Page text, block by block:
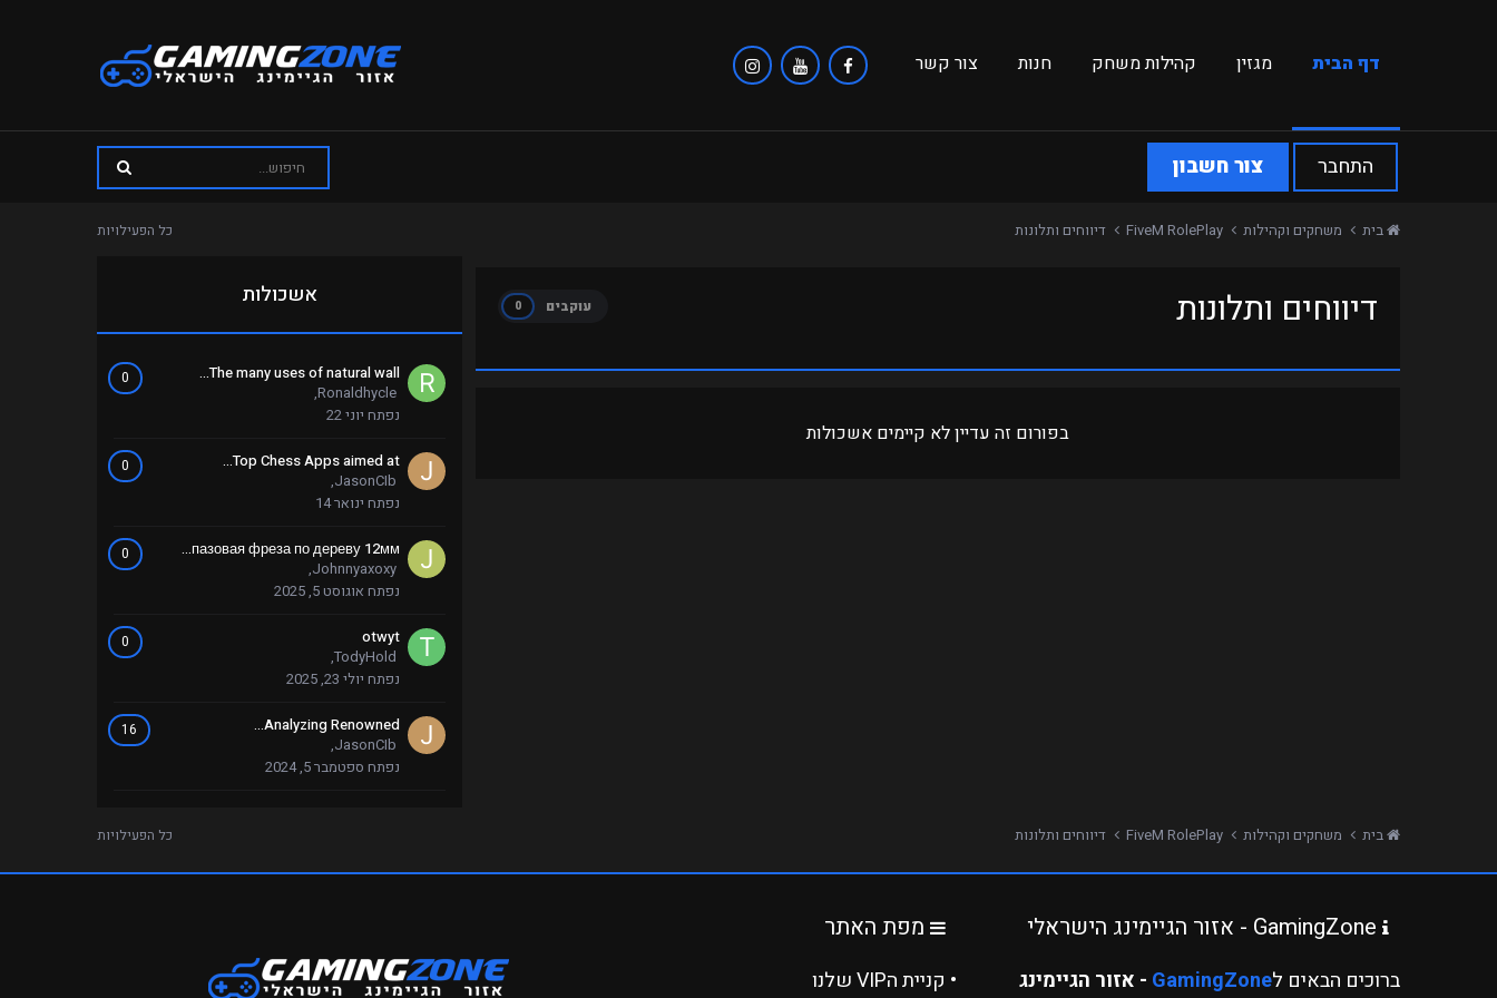
דף הבית מגזין קהילות משחק חנות צור קשר
התחבר צור חשבון
כל הפעילויות בית משחקים וקהילות FiveM RolePlay דיווחים ותלונות
דיווחים ותלונות עוקבים 0
בפורום זה עדיין לא קיימים אשכולות
אשכולות
0
The many uses of natural wall...
Ronaldhycle
,
נפתח יוני 22
0
Top Chess Apps aimed at...
JasonCIb
,
נפתח ינואר 14
0
пазовая фреза по дереву 12мм...
Johnnyaxoxy
,
נפתח אוגוסט 5, 2025
0
otwyt
TodyHold
,
נפתח יולי 23, 2025
16
Analyzing Renowned...
JasonCIb
,
נפתח ספטמבר 5, 2024
כל הפעילויות בית משחקים וקהילות FiveM RolePlay דיווחים ותלונות
ברוכים הבאים לGamingZone - אזור הגיימינג
מפת האתר
• קניית הVIP שלנו